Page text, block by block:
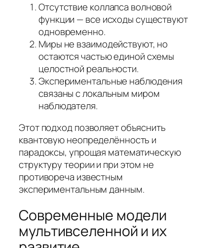
Отсутствие коллапса волновой
функции — все исходы существуют
одновременно.
Миры не взаимодействуют, но
остаются частью единой схемы
целостной реальности.
Экспериментальные наблюдения
связаны с локальным миром
наблюдателя.
Этот подход позволяет объяснить
квантовую неопределённость и
парадоксы, упрощая математическую
структуру теории и при этом не
противореча известным
экспериментальным данным.
Современные модели
мультивселенной и их